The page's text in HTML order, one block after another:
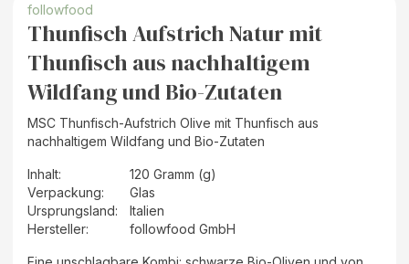
followfood
Thunfisch Aufstrich Natur mit
Thunfisch aus nachhaltigem
Wildfang und Bio-Zutaten
MSC Thunfisch-Aufstrich Olive mit Thunfisch aus
nachhaltigem Wildfang und Bio-Zutaten
Inhalt:
120 Gramm (g)
Verpackung:
Glas
Ursprungsland:
Italien
Hersteller: followfood GmbH